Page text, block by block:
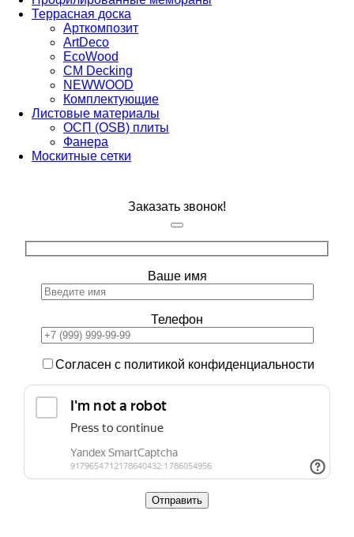
Террасная доска
Арткомпозит
ArtDeco
EcoWood
CM Decking
NEWWOOD
Комплектующие
Листовые материалы
ОСП (OSB) плиты
Фанера
Москитные сетки
Заказать звонок!
Ваше имя
Телефон
Согласен с политикой конфиденциальности